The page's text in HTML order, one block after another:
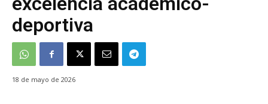
deportiva
18 de mayo de 2026